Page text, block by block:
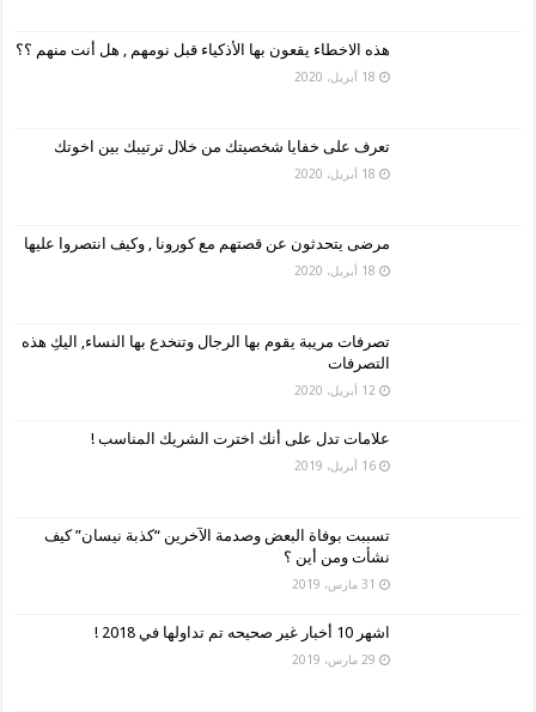
هذه الاخطاء يقعون بها الأذكياء قبل نومهم , هل أنت منهم ؟؟
18 أبريل، 2020
تعرف على خفايا شخصيتك من خلال ترتيبك بين اخوتك
18 أبريل، 2020
مرضى يتحدثون عن قصتهم مع كورونا , وكيف انتصروا عليها
18 أبريل، 2020
تصرفات مريبة يقوم بها الرجال وتنخدع بها النساء, اليكِ هذه
التصرفات
12 أبريل، 2020
علامات تدل على أنك اخترت الشريك المناسب !
16 أبريل، 2019
تسببت بوفاة البعض وصدمة الآخرين “كذبة نيسان” كيف
نشأت ومن أين ؟
31 مارس، 2019
اشهر 10 أخبار غير صحيحه تم تداولها في 2018 !
29 مارس، 2019